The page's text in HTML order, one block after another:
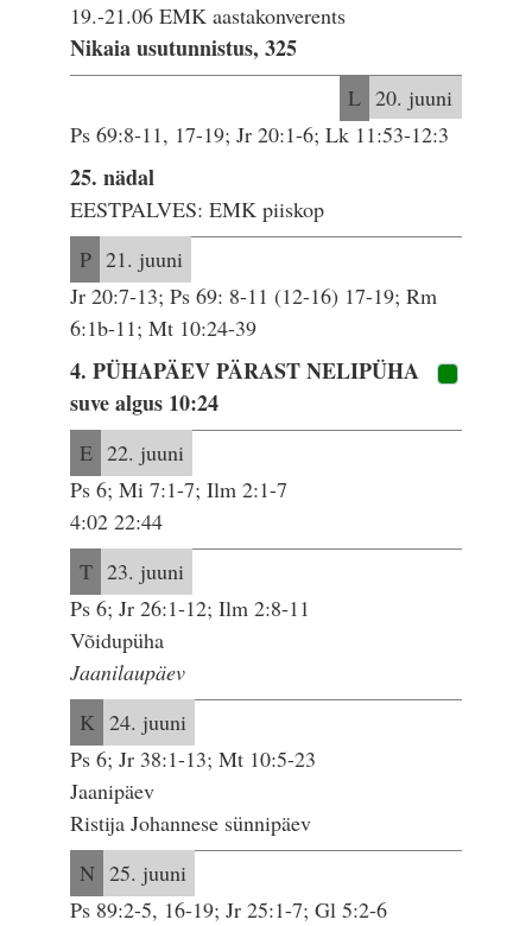
19.-21.06 EMK aastakonverents
Nikaia usutunnistus, 325
L 20. juuni
Ps 69:8-11, 17-19; Jr 20:1-6; Lk 11:53-12:3
25. nädal
EESTPALVES: EMK piiskop
P 21. juuni
Jr 20:7-13; Ps 69: 8-11 (12-16) 17-19; Rm
6:1b-11; Mt 10:24-39
4. PÜHAPÄEV PÄRAST NELIPÜHA
suve algus 10:24
E 22. juuni
Ps 6; Mi 7:1-7; Ilm 2:1-7
4:02 22:44
T 23. juuni
Ps 6; Jr 26:1-12; Ilm 2:8-11
Võidupüha
Jaanilaupäev
K 24. juuni
Ps 6; Jr 38:1-13; Mt 10:5-23
Jaanipäev
Ristija Johannese sünnipäev
N 25. juuni
Ps 89:2-5, 16-19; Jr 25:1-7; Gl 5:2-6